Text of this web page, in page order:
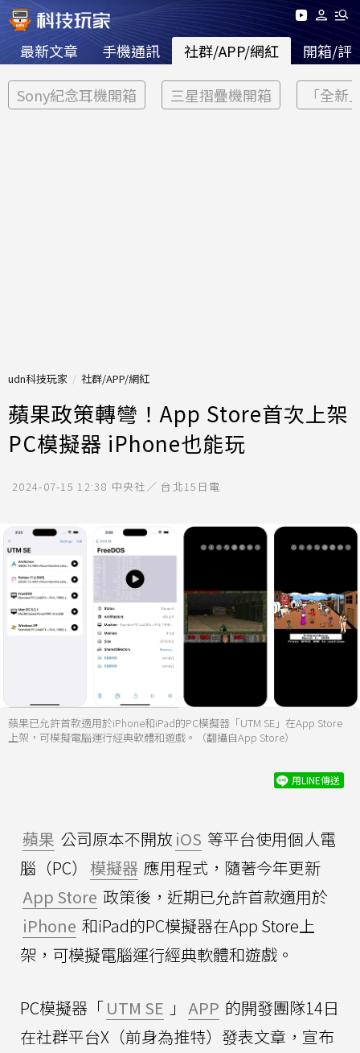
最新文章 手機通訊 社群/APP/網紅 開箱/評
Sony紀念耳機開箱 三星摺疊機開箱 「全新
udn科技玩家 社群/APP/網紅
蘋果政策轉彎！App Store首次上架
PC模擬器 iPhone也能玩
2024-07-15 12:38 中央社／ 台北15日電
蘋果已允許首款適用於iPhone和iPad的PC模擬器「UTM SE」在App Store
上架，可模擬電腦運行經典軟體和遊戲。（翻攝自App Store）
用LINE傳送
蘋果 公司原本不開放iOS 等平台使用個人電
腦（PC）
模擬器 應用程式，隨著今年更新
App Store 政策後，近期已允許首款適用於
iPhone 和iPad的PC模擬器在App Store上
架，可模擬電腦運行經典軟體和遊戲。
PC模擬器「UTM SE 」 APP 的開發團隊14日
在社群平台X（前身為推特）發表文章，宣布